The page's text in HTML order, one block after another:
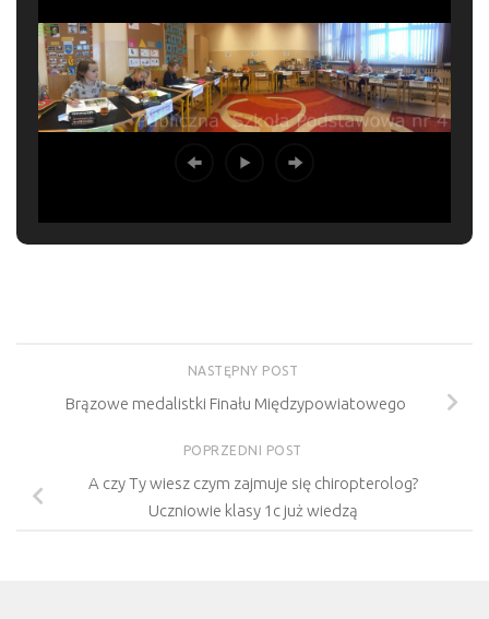
NASTĘPNY POST
Brązowe medalistki Finału Międzypowiatowego
POPRZEDNI POST
A czy Ty wiesz czym zajmuje się chiropterolog?
Uczniowie klasy 1c już wiedzą